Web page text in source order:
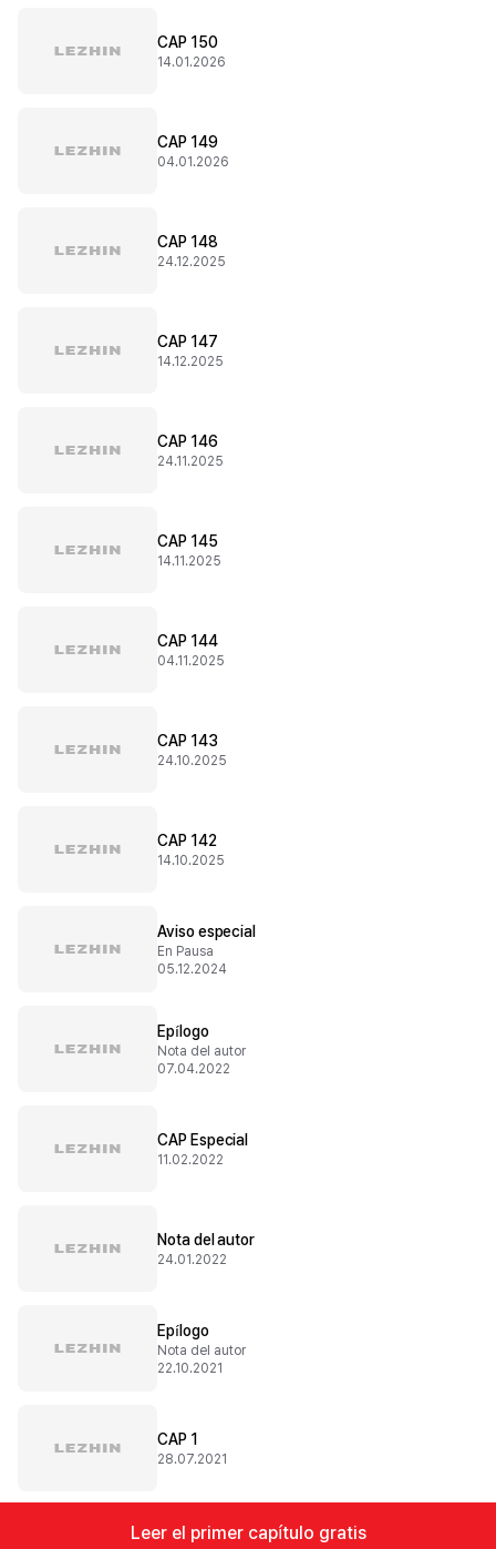
CAP 150
14.01.2026
CAP 149
04.01.2026
CAP 148
24.12.2025
CAP 147
14.12.2025
CAP 146
24.11.2025
CAP 145
14.11.2025
CAP 144
04.11.2025
CAP 143
24.10.2025
CAP 142
14.10.2025
Aviso especial
En Pausa
05.12.2024
Epílogo
Nota del autor
07.04.2022
CAP Especial
11.02.2022
Nota del autor
24.01.2022
Epílogo
Nota del autor
22.10.2021
CAP 1
28.07.2021
Leer el primer capítulo gratis